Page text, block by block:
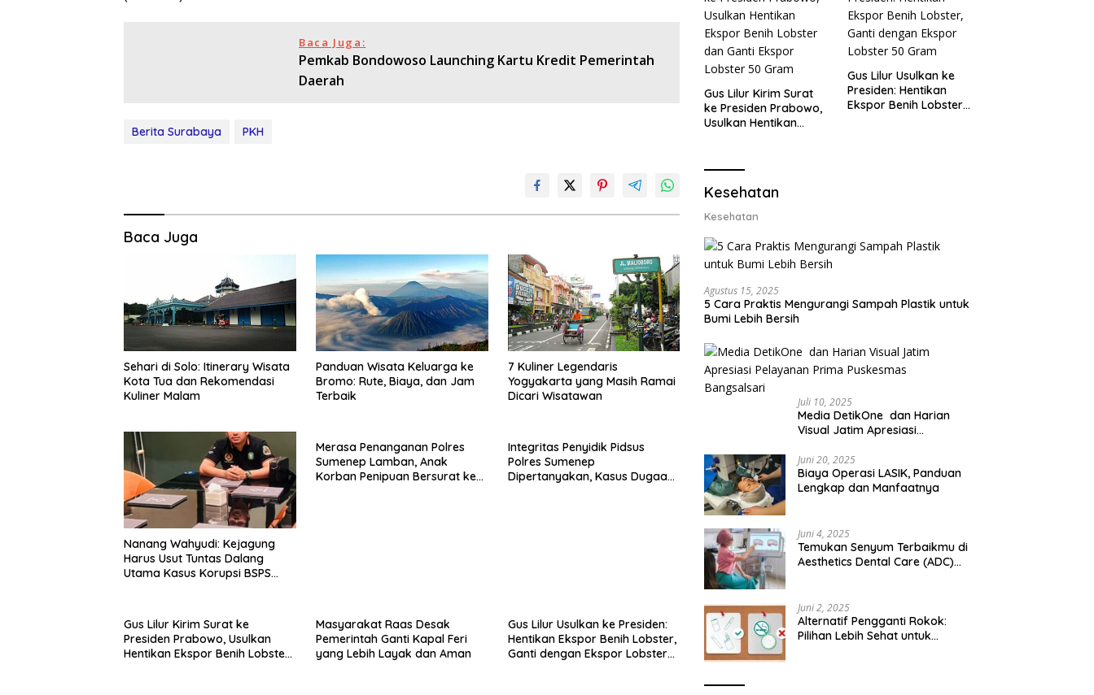
Baca Juga:
Pemkab Bondowoso Launching Kartu Kredit Pemerintah
Daerah
Berita Surabaya PKH
Baca Juga
Sehari di Solo: Itinerary Wisata
Kota Tua dan Rekomendasi
Kuliner Malam
Panduan Wisata Keluarga ke
Bromo: Rute, Biaya, dan Jam
Terbaik
7 Kuliner Legendaris
Yogyakarta yang Masih Ramai
Dicari Wisatawan
Nanang Wahyudi: Kejagung
Harus Usut Tuntas Dalang
Utama Kasus Korupsi BSPS
Merasa Penanganan Polres
Sumenep Lamban, Anak
Korban Penipuan Bersurat ke
Integritas Penyidik Pidsus
Polres Sumenep
Dipertanyakan, Kasus Dugaan
Gus Lilur Kirim Surat ke
Presiden Prabowo, Usulkan
Hentikan Ekspor Benih Lobster
Masyarakat Raas Desak
Pemerintah Ganti Kapal Feri
yang Lebih Layak dan Aman
Gus Lilur Usulkan ke Presiden:
Hentikan Ekspor Benih Lobster,
Ganti dengan Ekspor Lobster
Gus Lilur Kirim Surat
ke Presiden Prabowo,
Usulkan Hentikan
Lobster 50 Gram
Gus Lilur Usulkan ke
Presiden: Hentikan
Ekspor Benih Lobster,
Kesehatan
Kesehatan
Agustus 15, 2025
5 Cara Praktis Mengurangi Sampah Plastik untuk
Bumi Lebih Bersih
Juli 10, 2025
Media DetikOne dan Harian
Visual Jatim Apresiasi
Bangsalsari
Juni 20, 2025
Biaya Operasi LASIK, Panduan
Lengkap dan Manfaatnya
Juni 4, 2025
Temukan Senyum Terbaikmu di
Aesthetics Dental Care (ADC)
Juni 2, 2025
Alternatif Pengganti Rokok:
Pilihan Lebih Sehat untuk